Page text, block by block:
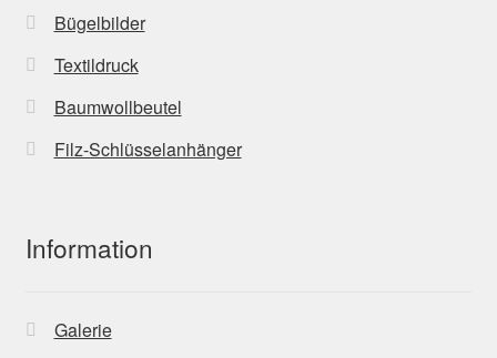
Bügelbilder
Textildruck
Baumwollbeutel
Filz-Schlüsselanhänger
Information
Galerie